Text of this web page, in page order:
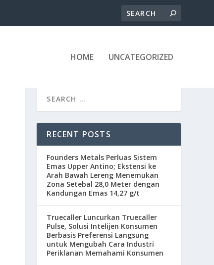
HOME UNCATEGORIZED
RECENT POSTS
Founders Metals Perluas Sistem
Emas Upper Antino; Ekstensi ke
Arah Bawah Lereng Menemukan
Zona Setebal 28,0 Meter dengan
Kandungan Emas 14,27 g/t
Truecaller Luncurkan Truecaller
Pulse, Solusi Intelijen Konsumen
Berbasis Preferensi Langsung
untuk Mengubah Cara Industri
Periklanan Memahami Konsumen